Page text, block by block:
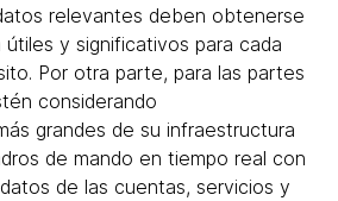
relevantes deben obtenerse
y significativos para cada
Por otra parte, para las partes
considerando
grandes de su infraestructura
de mando en tiempo real con
de las cuentas, servicios y